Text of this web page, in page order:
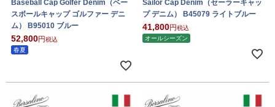
Baseball Cap Golfer Denim（ベー
スボールキャップ ゴルファー デニ
ム） B95010 ブルー
52,800
税込
春夏
Sailor Cap Denim（セーラーキャッ
プ デニム） B45079 ライトブルー
41,800
税込
オールシーズン